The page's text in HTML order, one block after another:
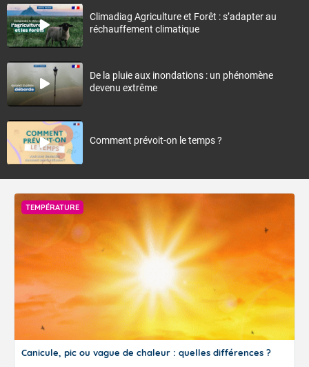
Climadiag Agriculture et Forêt : s’adapter au
réchauffement climatique
De la pluie aux inondations : un phénomène
devenu extrême
Comment prévoit-on le temps ?
TEMPÉRATURE
Canicule, pic ou vague de chaleur : quelles différences ?